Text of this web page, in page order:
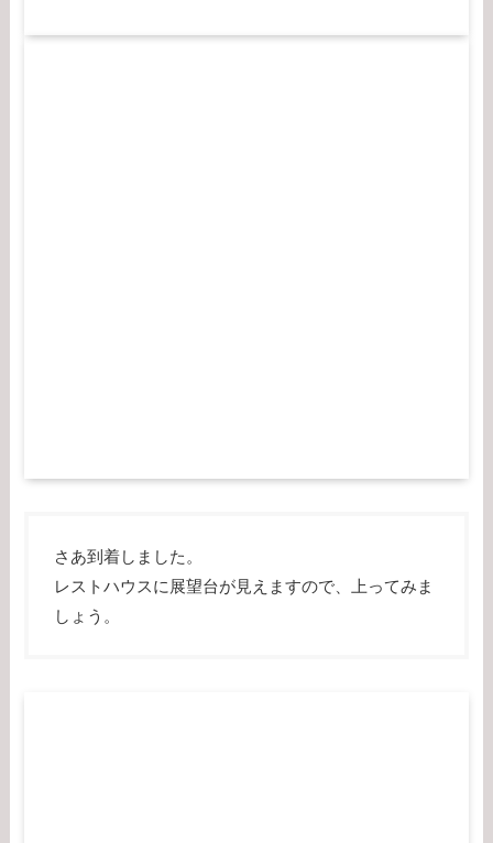
さあ到着しました。
レストハウスに展望台が見えますので、上ってみま
しょう。